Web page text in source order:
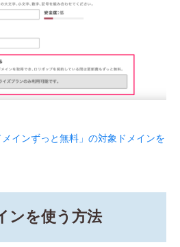
インずっと無料」の対象ドメインを
ンを使う方法